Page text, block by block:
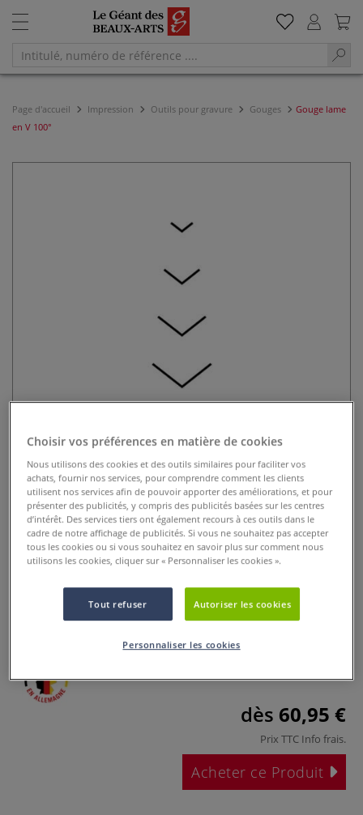
Page d'accueil Impression Outils pour gravure Gouges
Gouge lame
en V 100°
Gouge lame en V 100°
0 Commentaires
Gouge lame en V 100° en acier au chrome-vanadium
finement affûtée et polie. Manche en hêtre blanc avec
anneaux métalliques.
Plus
dès 60,95 €
Prix TTC Info frais.
Acheter ce Produit
Choisir vos préférences en matière de cookies
Nous utilisons des cookies et des outils similaires pour faciliter vos
achats, fournir nos services, pour comprendre comment les clients
utilisent nos services afin de pouvoir apporter des améliorations, et pour
présenter des publicités, y compris des publicités basées sur les centres
d’intérêt. Des services tiers ont également recours à ces outils dans le
cadre de notre affichage de publicités. Si vous ne souhaitez pas accepter
tous les cookies ou si vous souhaitez en savoir plus sur comment nous
utilisons les cookies, cliquer sur « Personnaliser les cookies ».
Tout refuser Autoriser les cookies
Personnaliser les cookies